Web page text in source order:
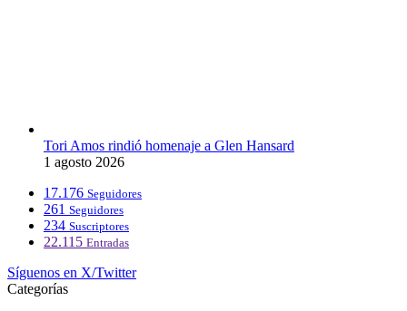
Tori Amos rindió homenaje a Glen Hansard
1 agosto 2026
17.176 Seguidores
261 Seguidores
234 Suscriptores
22.115 Entradas
Síguenos en X/Twitter
Categorías